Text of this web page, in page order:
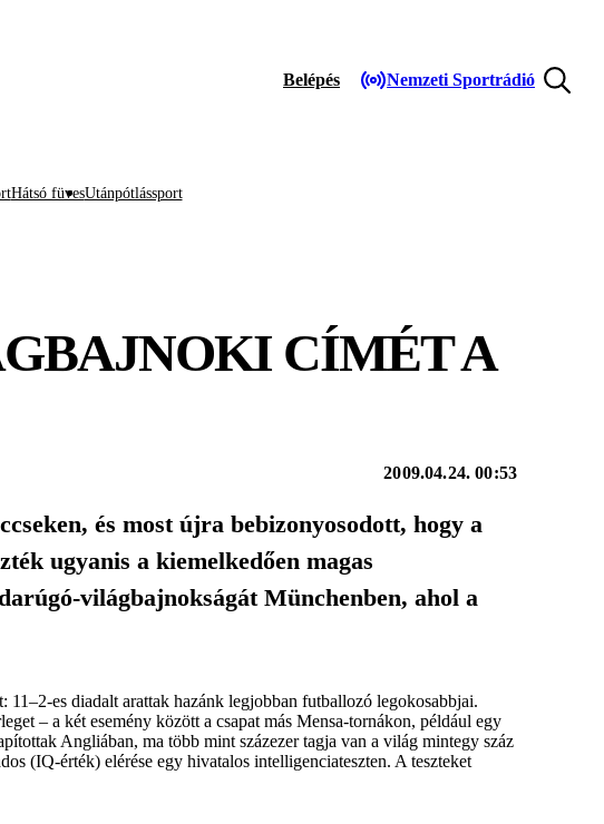
Belépés Nemzeti Sportrádió
Hátsó füvesUtánpótlássport
CÍMÉT A
2009.04.24. 00:53
és most újra bebizonyosodott, hogy a
ugyanis a kiemelkedően magas
világbajnokságát Münchenben, ahol a
es diadalt arattak hazánk legjobban futballozó legokosabbjai.
– a két esemény között a csapat más Mensa-tornákon, például egy
Angliában, ma több mint százezer tagja van a világ mintegy száz
(IQ-érték) elérése egy hivatalos intelligenciateszten. A teszteket